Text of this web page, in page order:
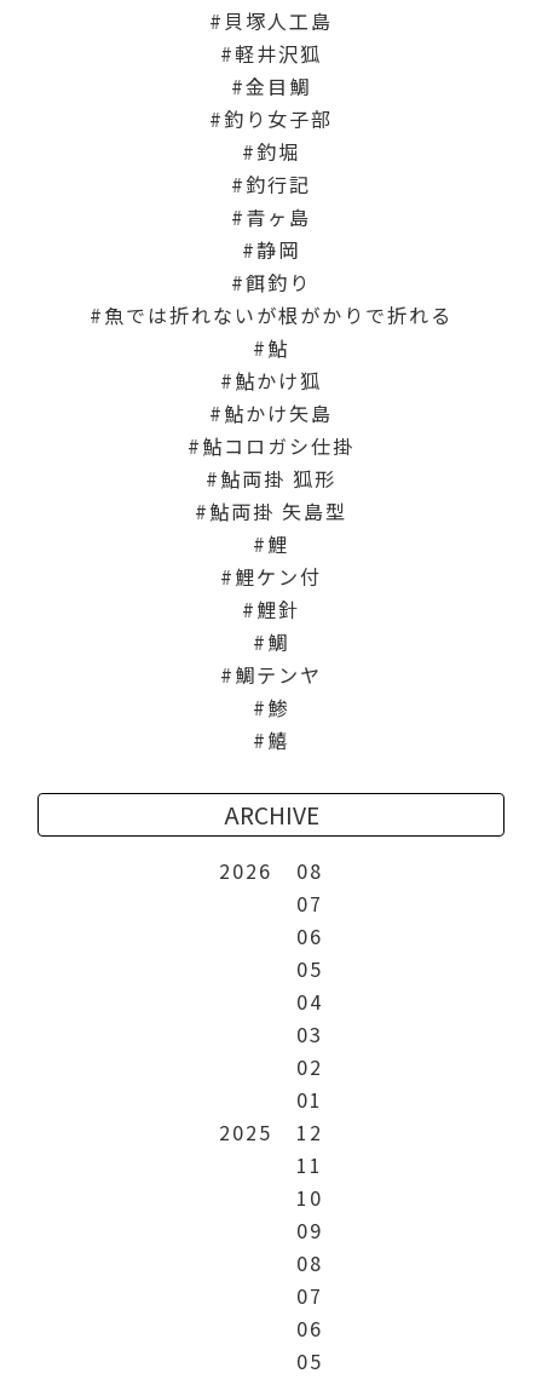
貝塚人工島
軽井沢狐
金目鯛
釣り女子部
釣堀
釣行記
青ヶ島
静岡
餌釣り
魚では折れないが根がかりで折れる
鮎
鮎かけ狐
鮎かけ矢島
鮎コロガシ仕掛
鮎両掛 狐形
鮎両掛 矢島型
鯉
鯉ケン付
鯉針
鯛
鯛テンヤ
鯵
鱚
ARCHIVE
2026
08
07
06
05
04
03
02
01
2025
12
11
10
09
08
07
06
05